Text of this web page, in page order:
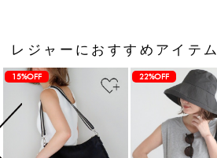
レジャーにおすすめアイテム
15%OFF 22%OFF